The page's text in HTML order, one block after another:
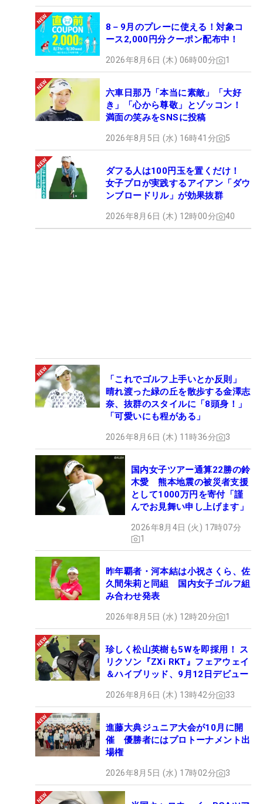
8－9月のプレーに使える！対象コ
ース2,000円分クーポン配布中！
2026年8月6日 (木) 06時00分 1
六車日那乃「本当に素敵」「大好
き」「心から尊敬」とゾッコン！
満面の笑みをSNSに投稿
2026年8月5日 (水) 16時41分 5
ダフる人は100円玉を置くだけ！
女子プロが実践するアイアン「ダウ
ンブロードリル」が効果抜群
2026年8月6日 (木) 12時00分 40
「これでゴルフ上手いとか反則」
晴れ渡った緑の丘を散歩する金澤志
奈、抜群のスタイルに「8頭身！」
「可愛いにも程がある」
2026年8月6日 (木) 11時36分 3
国内女子ツアー通算22勝の鈴
木愛 熊本地震の被災者支援
として1000万円を寄付「謹
んでお見舞い申し上げます」
2026年8月4日 (火) 17時07分
1
昨年覇者・河本結は小祝さくら、佐
久間朱莉と同組 国内女子ゴルフ組
み合わせ発表
2026年8月5日 (水) 12時20分 1
珍しく松山英樹も5Wを即採用！ ス
リクソン『ZXi RKT』フェアウェイ
＆ハイブリッド、9月12日デビュー
2026年8月6日 (木) 13時42分 33
進藤大典ジュニア大会が10月に開
催 優勝者にはプロトーナメント出
場権
2026年8月5日 (水) 17時02分 3